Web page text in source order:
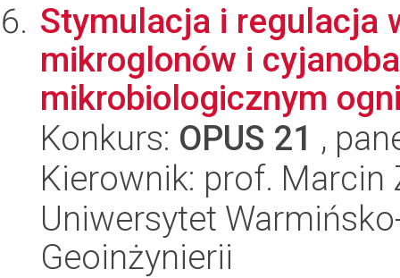
Stymulacja i regulacja
mikroglonów i
mikrobiologicznym
Konkurs: OPUS 21 ,
Kierownik: prof. Marcin
Uniwersytet
Geoinżynierii